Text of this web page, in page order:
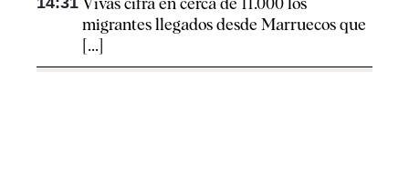
migrantes llegados desde Marruecos que
[...]